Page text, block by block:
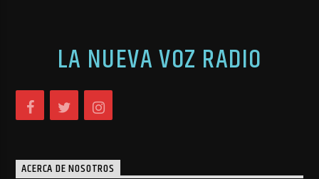
LA NUEVA VOZ RADIO
ACERCA DE NOSOTROS